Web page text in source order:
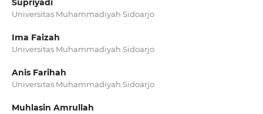
Supriyadi
Universitas Muhammadiyah Sidoarjo
Ima Faizah
Universitas Muhammadiyah Sidoarjo
Anis Farihah
Universitas Muhammadiyah Sidoarjo
Muhlasin Amrullah